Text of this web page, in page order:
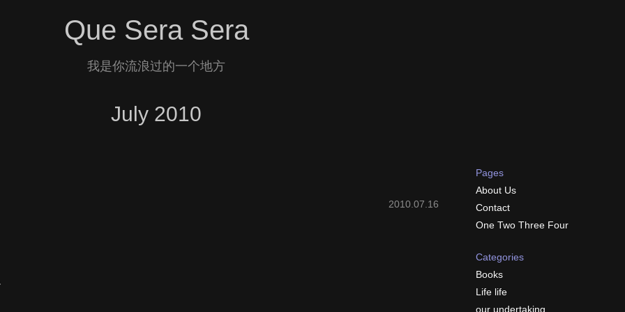
Que Sera Sera
我是你流浪过的一个地方
July 2010
2010.07.16
Pages
About Us
Contact
One Two Three Four
Categories
Books
Life life
our undertaking